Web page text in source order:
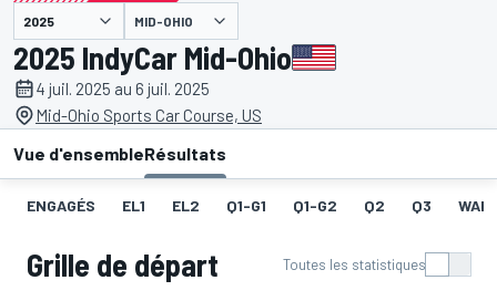
présenté par MID-OHIO
2025 IndyCar Mid-Ohio
4 juil. 2025 au 6 juil. 2025
Mid-Ohio Sports Car Course, US
Vue d'ensembleRésultats
ENGAGÉS EL1 EL2 Q1-G1 Q1-G2 Q2 Q3
Grille de départ Toutes les statistiques